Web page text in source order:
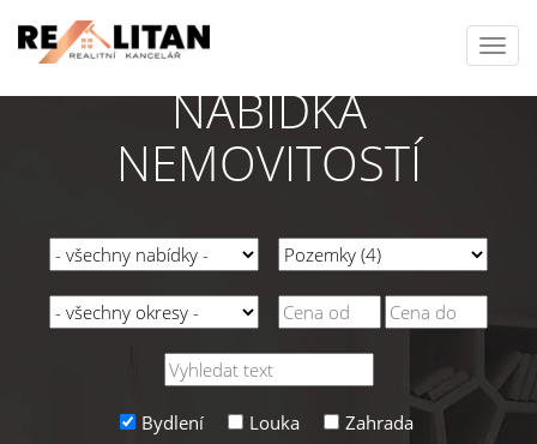
NABÍDKA
NEMOVITOSTÍ
Bydlení Louka Zahrada